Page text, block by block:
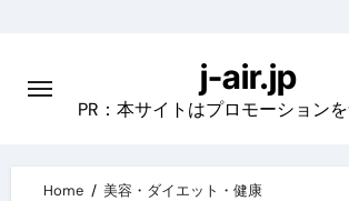
content
j-air.jp
PR：本サイトはプロモーション
Home
美容・ダイエット・健康